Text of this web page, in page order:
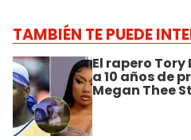
TAMBIÉN TE PUEDE
El rapero
a 10 años de
Megan Thee